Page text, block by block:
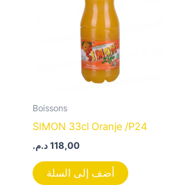
Boissons
SIMON 33cl Oranje /P24
118,00د.م.
أضف إلى السلة